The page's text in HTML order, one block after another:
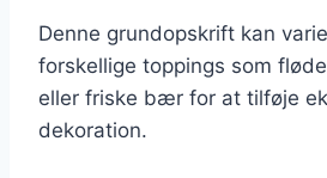
Denne grundopskrift kan
forskellige toppings som
eller friske bær for at tilføje
dekoration.